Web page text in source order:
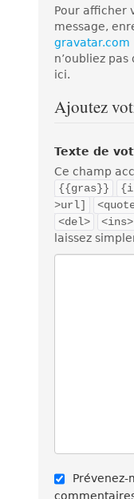
Pour afficher
message,
gravatar.com
n’oubliez pas
ici.
Ajoutez
Texte de
Ce champ
{{gras}}
>url]
<del>
<ins>
laissez
Prévenez-